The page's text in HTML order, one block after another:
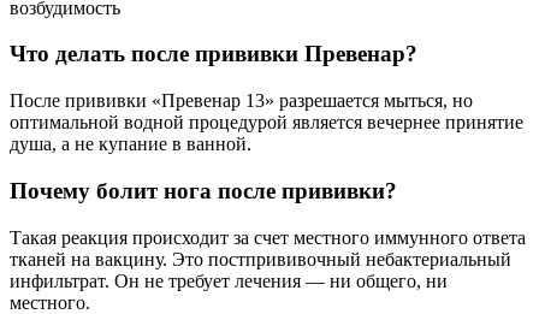
возбудимость
Что делать после прививки Превенар?
После прививки «Превенар 13» разрешается мыться, но
оптимальной водной процедурой является вечернее принятие
душа, а не купание в ванной.
Почему болит нога после прививки?
Такая реакция происходит за счет местного иммунного ответа
тканей на вакцину. Это постпрививочный небактериальный
инфильтрат. Он не требует лечения — ни общего, ни
местного.